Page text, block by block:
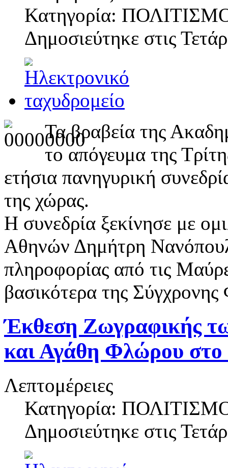
Κατηγορία:
Δημοσιεύτηκε στις
Τα βραβεία της
το απόγευμα της
ετήσια πανηγυρική
της χώρας.
Η συνεδρία ξεκίνησε με
Αθηνών Δημήτρη
πληροφορίας από τις
βασικότερα της Σύγχρονης
Έκθεση Ζωγραφικής
και Αγάθη Φλώρου
Λεπτομέρειες
Κατηγορία:
Δημοσιεύτηκε στις